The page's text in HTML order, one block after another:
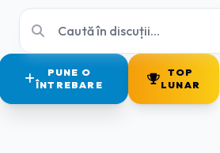
PUNE O
ÎNTREBARE
TOP
LUNAR